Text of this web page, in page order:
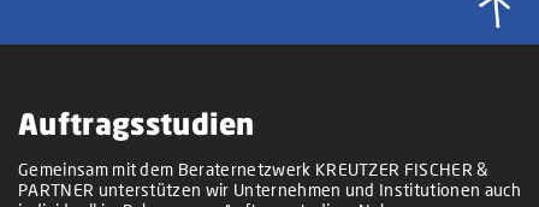
Auftragsstudien
Gemeinsam mit dem Beraternetzwerk KREUTZER FISCHER &
PARTNER unterstützen wir Unternehmen und Institutionen auch